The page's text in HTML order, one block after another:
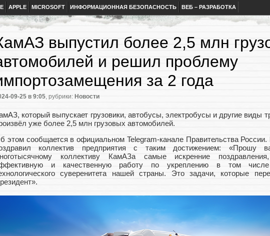
APPLE MICROSOFT ИНФОРМАЦИОННАЯ БЕЗОПАСНОСТЬ ВЕБ – РАЗРАБОТКА
выпустил более 2,5 млн
и решил проблему
за 2 года
09-25 в 9:05, рубрики: Новости
который выпускает грузовики, автобусы, электробусы и другие виды
уже более 2,5 млн грузовых автомобилей.
этом сообщается в официальном Telegram-канале Правительства России.
коллектив предприятия с таким достижением: «Прошу
коллективу КамАЗа самые искренние
и качественную работу по укреплению в том
суверенитета нашей страны. Это задачи, которые